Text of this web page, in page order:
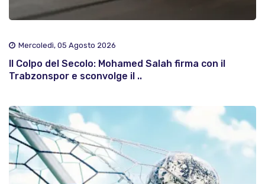
Mercoledì, 05 Agosto 2026
Il Colpo del Secolo: Mohamed Salah firma con il
Trabzonspor e sconvolge il ..